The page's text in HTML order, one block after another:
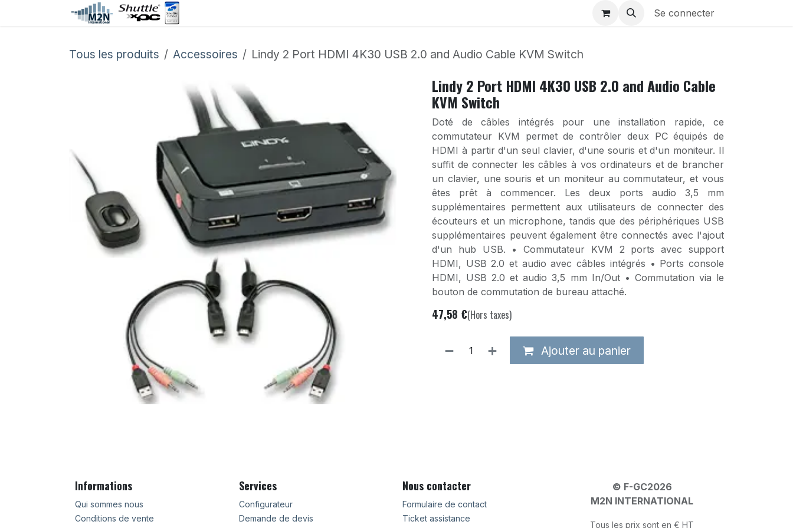
Se rendre au contenu Se connecter
Tous les produits Accessoires Lindy 2 Port HDMI 4K30 USB 2.0 and Audio Cable KVM Switch
Lindy 2 Port HDMI 4K30 USB 2.0 and Audio Cable
KVM Switch
Doté de câbles intégrés pour une installation rapide, ce
commutateur KVM permet de contrôler deux PC équipés de
HDMI à partir d'un seul clavier, d'une souris et d'un moniteur. Il
suffit de connecter les câbles à vos ordinateurs et de brancher
un clavier, une souris et un moniteur au commutateur, et vous
êtes prêt à commencer. Les deux ports audio 3,5 mm
supplémentaires permettent aux utilisateurs de connecter des
écouteurs et un microphone, tandis que des périphériques USB
supplémentaires peuvent également être connectés avec l'ajout
d'un hub USB. • Commutateur KVM 2 ports avec support
HDMI, USB 2.0 et audio avec câbles intégrés • Ports console
HDMI, USB 2.0 et audio 3,5 mm In/Out • Commutation via le
bouton de commutation de bureau attaché.
47,58 €(Hors taxes)
Ajouter au panier
Informations
Qui sommes nous
Conditions de vente
Nous contacter
Formulaire de contact
Ticket assistance
© F-GC2026
M2N INTERNATIONAL
Tous les prix sont en € HT
Services
Configurateur
Demande de devis